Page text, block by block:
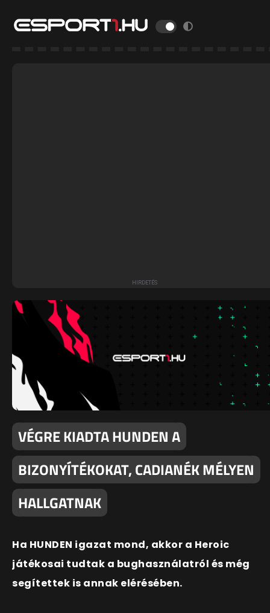
VÉGRE KIADTA HUNDEN A
BIZONYÍTÉKOKAT, CADIANÉK MÉLYEN
HALLGATNAK
Ha HUNDEN igazat mond, akkor a Heroic
játékosai tudtak a bughasználatról és még
segítettek is annak elérésében.